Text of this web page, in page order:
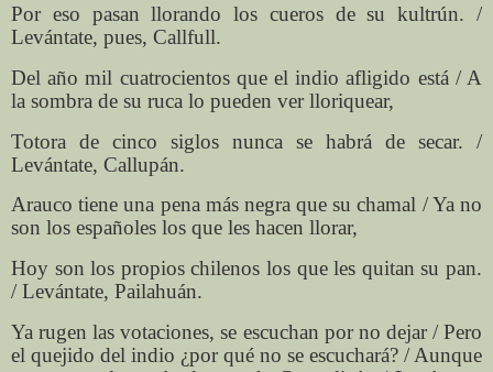
Por eso pasan llorando los cueros de su kultrún. /
Levántate, pues, Callfull.
Del año mil cuatrocientos que el indio afligido está / A
la sombra de su ruca lo pueden ver lloriquear,
Totora de cinco siglos nunca se habrá de secar. /
Levántate, Callupán.
Arauco tiene una pena más negra que su chamal / Ya no
son los españoles los que les hacen llorar,
Hoy son los propios chilenos los que les quitan su pan.
/ Levántate, Pailahuán.
Ya rugen las votaciones, se escuchan por no dejar / Pero
el quejido del indio ¿por qué no se escuchará? / Aunque